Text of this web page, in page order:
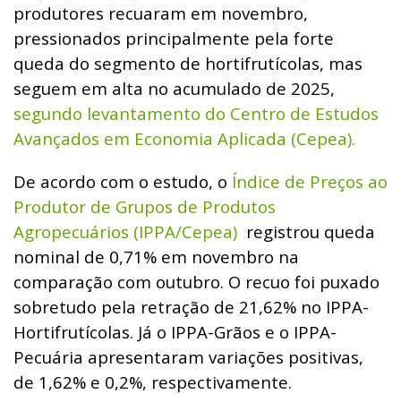
produtores recuaram em novembro,
pressionados principalmente pela forte
queda do segmento de hortifrutícolas, mas
seguem em alta no acumulado de 2025,
segundo levantamento do Centro de Estudos
Avançados em Economia Aplicada (Cepea).
De acordo com o estudo, o Índice de Preços ao
Produtor de Grupos de Produtos
Agropecuários (IPPA/Cepea) registrou queda
nominal de 0,71% em novembro na
comparação com outubro. O recuo foi puxado
sobretudo pela retração de 21,62% no IPPA-
Hortifrutícolas. Já o IPPA-Grãos e o IPPA-
Pecuária apresentaram variações positivas,
de 1,62% e 0,2%, respectivamente.